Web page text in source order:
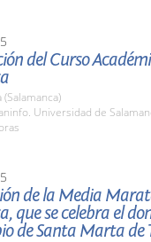
del Curso
(Salamanca)
Universidad de
de la Media
que se celebra el
de Santa Marta de